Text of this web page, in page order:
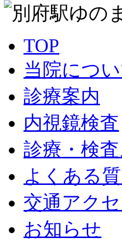
TOP
当院につ
診療案内
内視鏡検査
診療・検
よくある
交通アク
お知らせ